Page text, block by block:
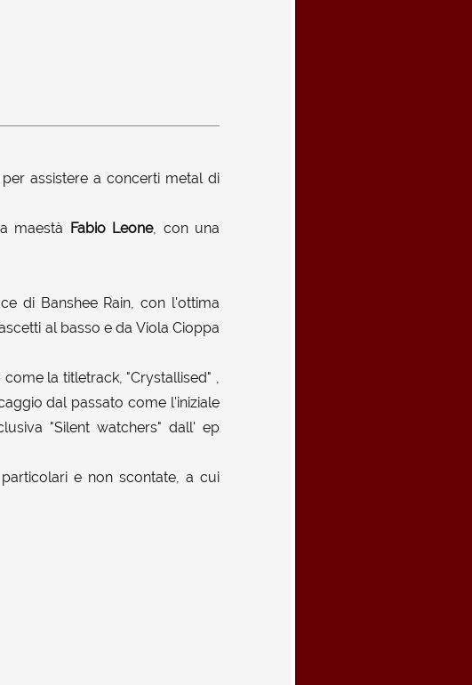
assistere a concerti metal di
maestà Fabio Leone, con una
di Banshee Rain, con l'ottima
al basso e da Viola Cioppa
la titletrack, "Crystallised" ,
dal passato come l'iniziale
"Silent watchers" dall' ep
e non scontate, a cui